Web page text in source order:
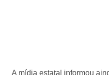
A mídia estatal informou